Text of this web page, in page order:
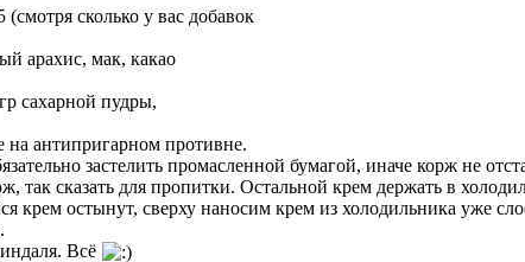
сколько у вас добавок
арахис, мак, какао
сахарной пудры,
на антипригарном противне.
застелить промасленной бумагой, иначе корж не
так сказать для пропитки. Остальной крем держать в
крем остынут, сверху наносим крем из холодильника уже
Всё